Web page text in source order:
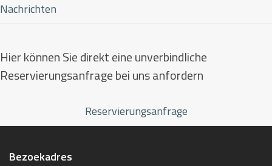
Nachrichten
Hier können Sie direkt eine unverbindliche
Reservierungsanfrage bei uns anfordern
Reservierungsanfrage
Bezoekadres